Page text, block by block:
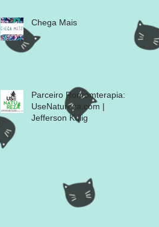
Chega Mais
Parceiro Ronromterapia:
UseNatureza.com |
Jefferson Kulig